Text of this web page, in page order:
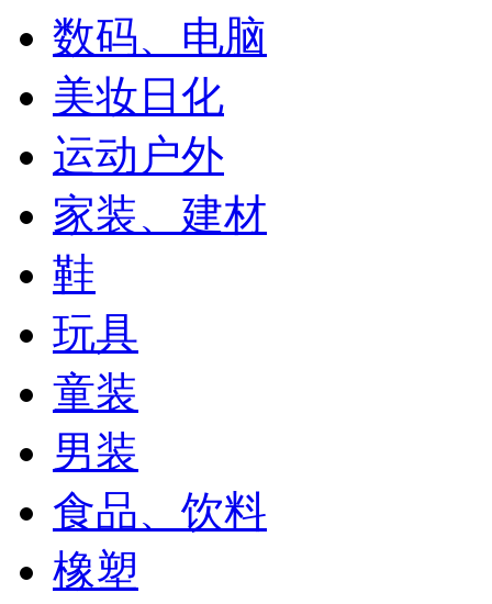
数码、电脑
美妆日化
运动户外
家装、建材
鞋
玩具
童装
男装
食品、饮料
橡塑